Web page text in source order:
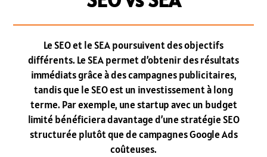
Le SEO et le SEA poursuivent des objectifs
différents. Le SEA permet d’obtenir des résultats
immédiats grâce à des campagnes publicitaires,
tandis que le SEO est un investissement à long
terme. Par exemple, une startup avec un budget
limité bénéficiera davantage d’une stratégie SEO
structurée plutôt que de campagnes Google Ads
coûteuses.